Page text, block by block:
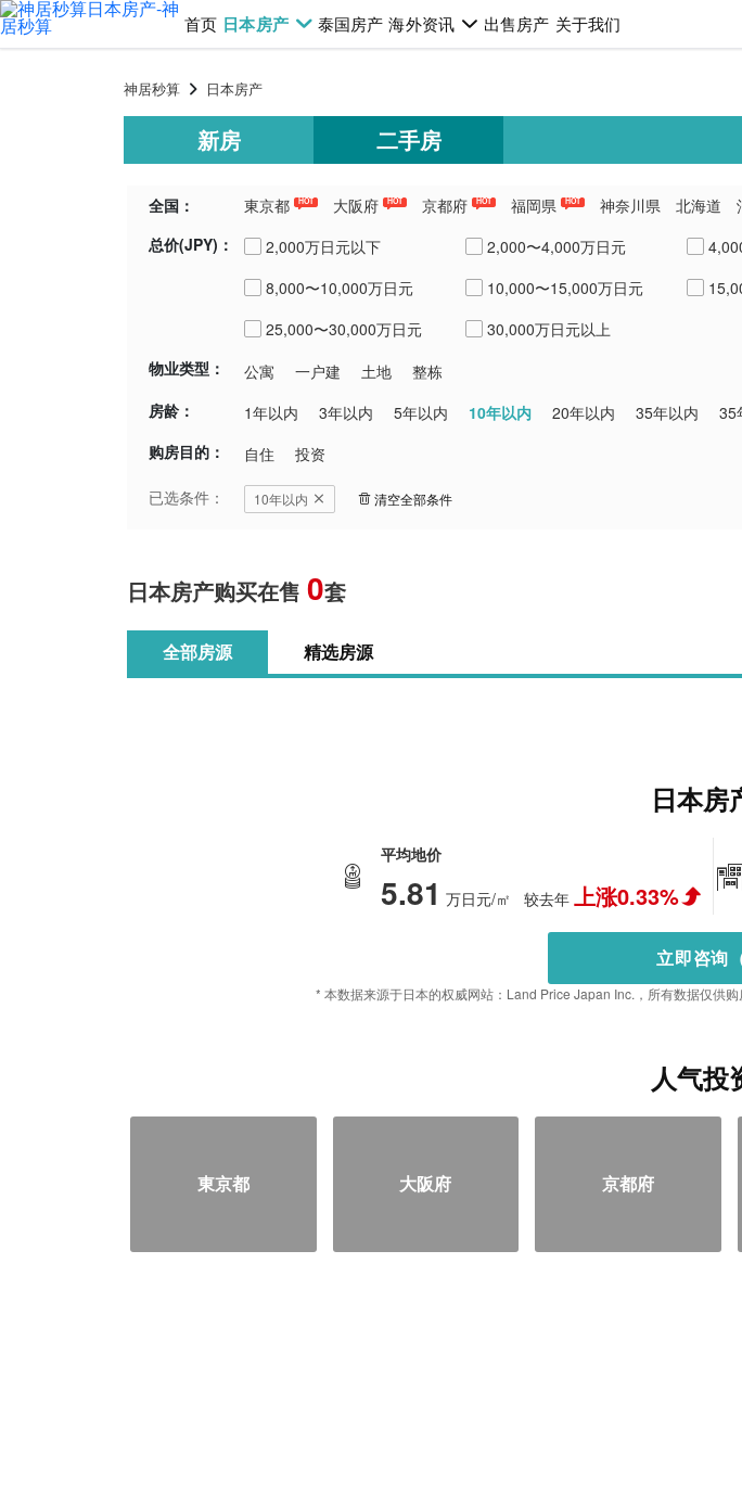
首页 日本房产 泰国房产 海外资讯 出售房产 关于我们
神居秒算 日本房产
新房 二手房
全国： 東京都 HOT 大阪府 HOT 京都府 HOT 福岡県 HOT 神奈川県 北海道
千葉県
埼玉県 青森県 新潟県 愛知県 熊本県
总价(JPY)： 2,000万日元以下 2,000〜4,000万日元
8,000〜10,000万日元
10,000〜15,000万日元
25,000〜30,000万日元
30,000万日元以上
物业类型：
公寓 一户建 土地
整栋
房龄：
1年以内 3年以内 5年以内 10年以内 20年以内 35年以内
35
购房目的：
自住
投资
已选条件：
10年以内 清空全部条件
日本房产购买在售 0套
全部房源 精选房源
日本房
平均地价
5.81 万日元/㎡ 较去年 上涨0.33%
立即咨询
* 本数据来源于日本的权威网站：Land Price Japan Inc.，所有数据仅供
人气投
東京都 大阪府 京都府